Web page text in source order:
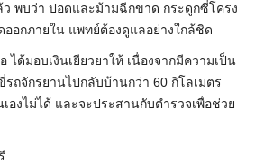
ว พบว่า ปอดและม้ามฉีกขาด กระดูกซี่โครง
อกภายใน แพทย์ต้องดูแลอย่างใกล้ชิด
ได้มอบเงินเยียวยาให้ เนื่องจากมีความเป็น
ถจักรยานไปกลับบ้านกว่า 60 กิโลเมตร
องไม่ได้ และจะประสานกับตำรวจเพื่อช่วย